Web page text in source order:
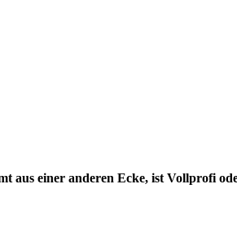
aus einer anderen Ecke, ist Vollprofi